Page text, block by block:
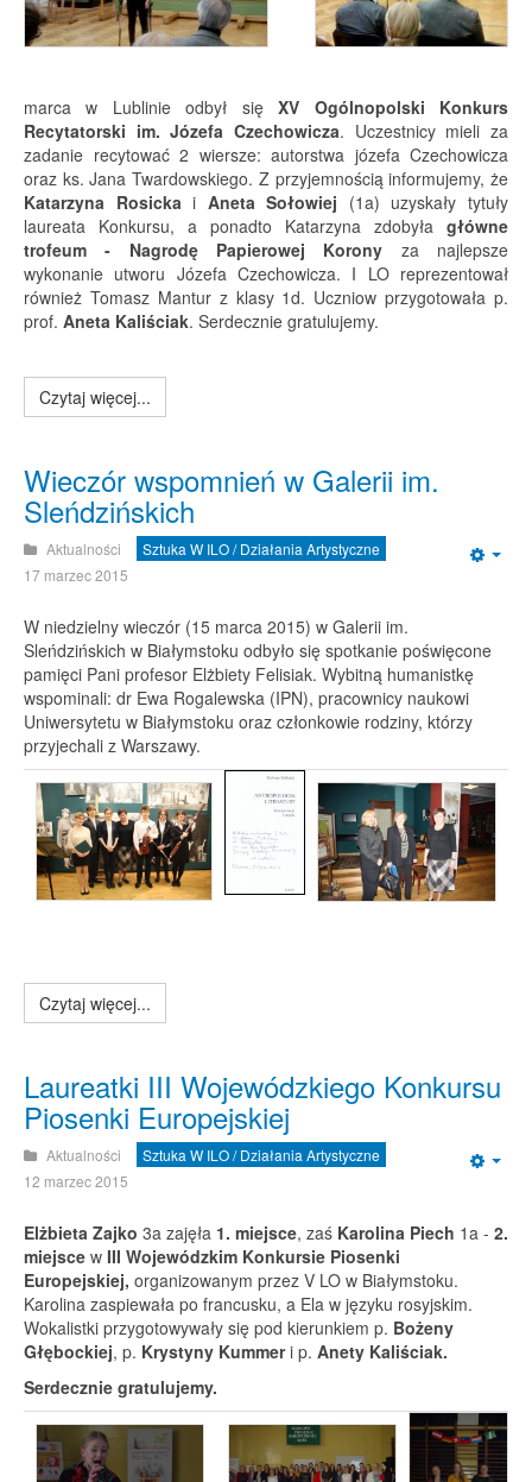
marca w Lublinie odbył sięXV Ogólnopolski Konkurs
Recytatorski im. Józefa Czechowicza. Uczestnicy mieli za
zadanie recytować 2 wiersze: autorstwa józefa Czechowicza
oraz ks. Jana Twardowskiego. Z przyjemnością informujemy, że
Katarzyna Rosicka i Aneta Sołowiej (1a) uzyskały tytuły
laureata Konkursu, a ponadto Katarzyna zdobyła główne
trofeum - Nagrodę Papierowej Korony za najlepsze
wykonanie utworu Józefa Czechowicza. I LO reprezentował
również Tomasz Mantur z klasy 1d. Uczniow przygotowała p.
prof. Aneta Kaliściak. Serdecznie gratulujemy.
Czytaj więcej...
Wieczór wspomnień w Galerii im.
Sleńdzińskich
Aktualności
Sztuka W ILO / Działania Artystyczne
17 marzec 2015
W niedzielny wieczór (15 marca 2015) w Galerii im.
Sleńdzińskich w Białymstoku odbyło się spotkanie poświęcone
pamięci Pani profesor Elżbiety Felisiak. Wybitną humanistkę
wspominali: dr Ewa Rogalewska (IPN), pracownicy naukowi
Uniwersytetu w Białymstoku oraz członkowie rodziny, którzy
przyjechali z Warszawy.
Czytaj więcej...
Laureatki III Wojewódzkiego Konkursu
Piosenki Europejskiej
Aktualności
Sztuka W ILO / Działania Artystyczne
12 marzec 2015
Elżbieta Zajko 3a zajęła 1. miejsce, zaś Karolina Piech 1a - 2.
miejsce w III Wojewódzkim Konkursie Piosenki
Europejskiej, organizowanym przez V LO w Białymstoku.
Karolina zaspiewała po francusku, a Ela w języku rosyjskim.
Wokalistki przygotowywały się pod kierunkiem p. Bożeny
Głębockiej, p. Krystyny Kummeri p. Anety Kaliściak.
Serdecznie gratulujemy.